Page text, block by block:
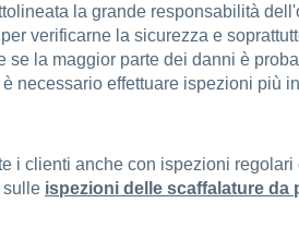
la grande responsabilità
verificarne la sicurezza e
la maggior parte dei danni è
effettuare ispezioni più
clienti anche con ispezioni
sulle ispezioni delle scaffalature da